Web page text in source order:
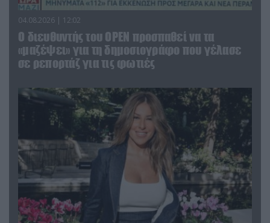
04.08.2026 | 12:02
O διευθυντής του OPEN προσπαθεί να τα
«μαζέψει» για τη δημοσιογράφο που γέλασε
σε ρεπορτάζ για τις φωτιές